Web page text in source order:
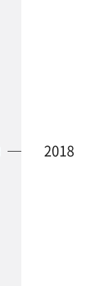
2018